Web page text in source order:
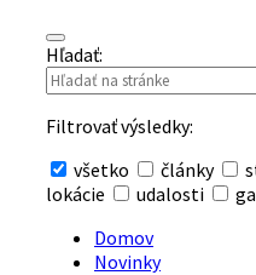
Hľadať:
Filtrovať výsledky:
všetko
články
lokácie
udalosti
vyhľadávanie
Domov
Novinky